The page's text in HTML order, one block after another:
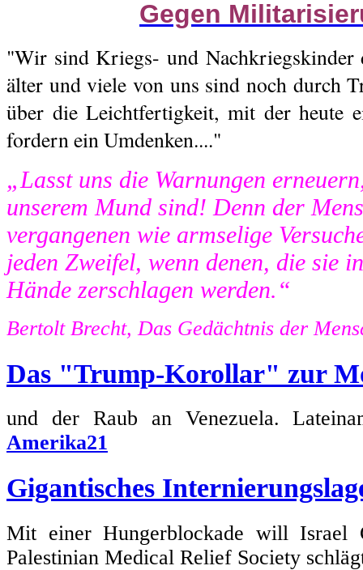
Gegen
"Wir sind Kriegs- und Nachkriegskinder
älter und viele von uns sind noch durch
über die Leichtfertigkeit, mit der heute
fordern ein Umdenken...."
„Lasst uns die Warnungen
unserem Mund sind! Denn der
vergangenen wie armselige
jeden Zweifel, wenn denen, die sie
Hände zerschlagen werden.“
Bertolt Brecht, Das Gedächtnis der
Das "Trump-Korollar" zur
und der Raub an Venezuela.
Amerika21
Gigantisches
Mit einer Hungerblockade will Israel
Palestinian Medical Relief Society